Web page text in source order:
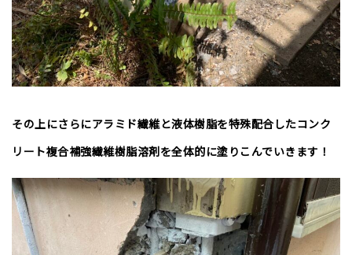
その上にさらにアラミド繊維と液体樹脂を特殊配合したコンク
リート複合補強繊維樹脂溶剤を全体的に塗りこんでいきます！